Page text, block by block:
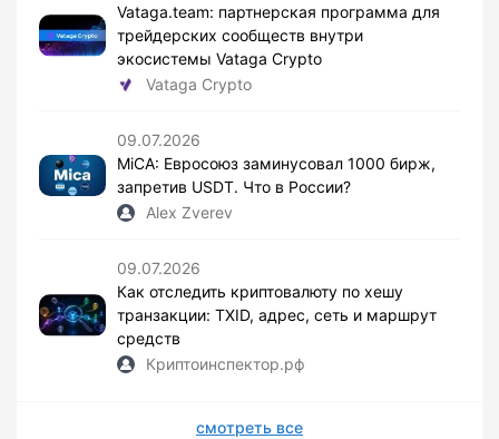
Vataga.team: партнерская программа для
трейдерских сообществ внутри
экосистемы Vataga Crypto
Vataga Crypto
09.07.2026
MiCA: Евросоюз заминусовал 1000 бирж,
запретив USDT. Что в России?
Alex Zverev
09.07.2026
Как отследить криптовалюту по хешу
транзакции: TXID, адрес, сеть и маршрут
средств
Криптоинспектор.рф
смотреть все